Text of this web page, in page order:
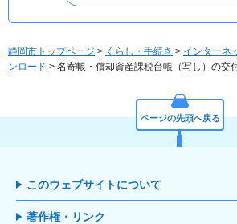
静岡市トップページ > くらし・手続き > インターネ
ンロード > 名寄帳・償却資産課税台帳（写し）の交
ページの先頭へ戻る
このウェブサイトについて
著作権・リンク